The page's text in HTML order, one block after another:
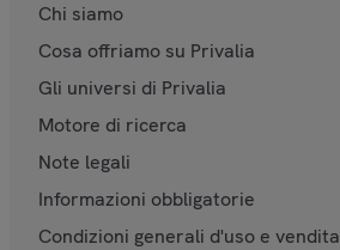
Chi siamo
Cosa offriamo su Privalia
Gli universi di Privalia
Motore di ricerca
Note legali
Informazioni obbligatorie
Condizioni generali d'uso e vendita